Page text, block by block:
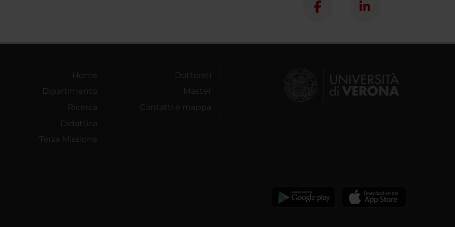
Home
Dipartimento
Ricerca
Didattica
Terza Missione
Dottorati
Master
Contatti e mappa